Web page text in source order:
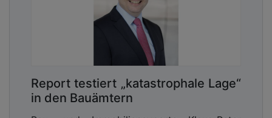
Report testiert „katastrophale Lage“
in den Bauämtern